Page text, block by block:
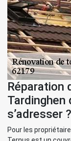
Réparation
Tardinghen
s’adresser ?
Pour les